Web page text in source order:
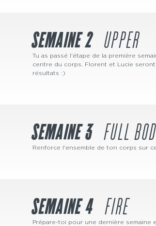
SEMAINE 2 UPPER
Tu as passé l'étape de la première
centre du corps. Florent et Lucie
résultats :)
SEMAINE 3 FULL
Renforce l'ensemble de ton corps sur
SEMAINE 4 FIRE
Prépare-toi pour une dernière semaine